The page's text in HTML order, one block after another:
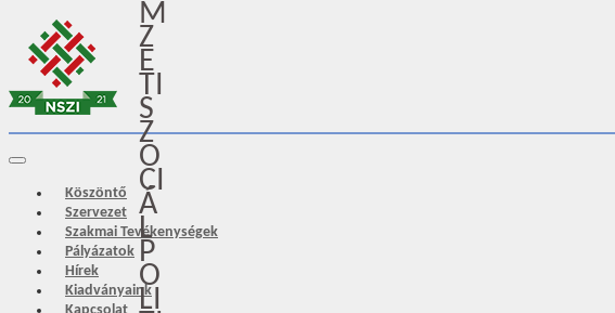
M
Z
E
TI
S
Z
O
CI
Á
L
P
O
LI
Köszöntő
Szervezet
Szakmai Tevékenységek
Pályázatok
Hírek
Kiadványaink